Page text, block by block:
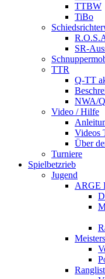
TTBW
TiBo
SR-
TTR
Q-TT
NWA/
Video / Hilfe
Videos
Über
Turniere
Spielbetzrieb
Jugend
ARGE